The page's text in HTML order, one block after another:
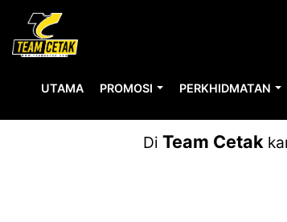
UTAMA PROMOSI PERKHIDMATAN
Di Team Cetak